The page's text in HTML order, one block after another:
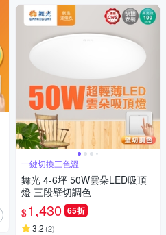
一鍵切換三色溫
舞光 4-6坪 50W雲朵LED吸頂
燈 三段壁切調色
$1,430 65折
3.2 (2)